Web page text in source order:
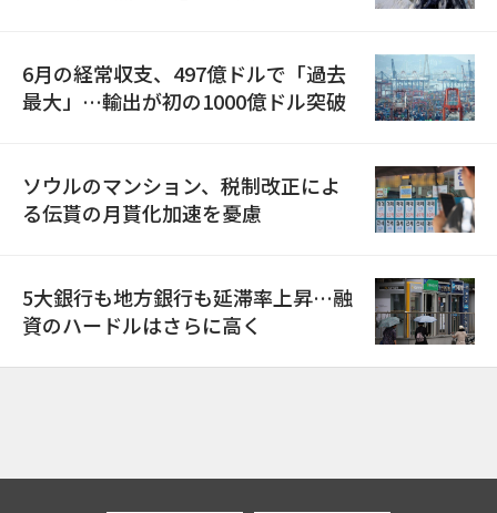
6月の経常収支、497億ドルで「過去
最大」…輸出が初の1000億ドル突破
ソウルのマンション、税制改正によ
る伝貰の月貰化加速を憂慮
5大銀行も地方銀行も延滞率上昇…融
資のハードルはさらに高く